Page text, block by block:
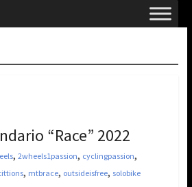
“Race” 2022
, 2wheels1passion, cyclingpassion,
, mtbrace, outsideisfree, solobike